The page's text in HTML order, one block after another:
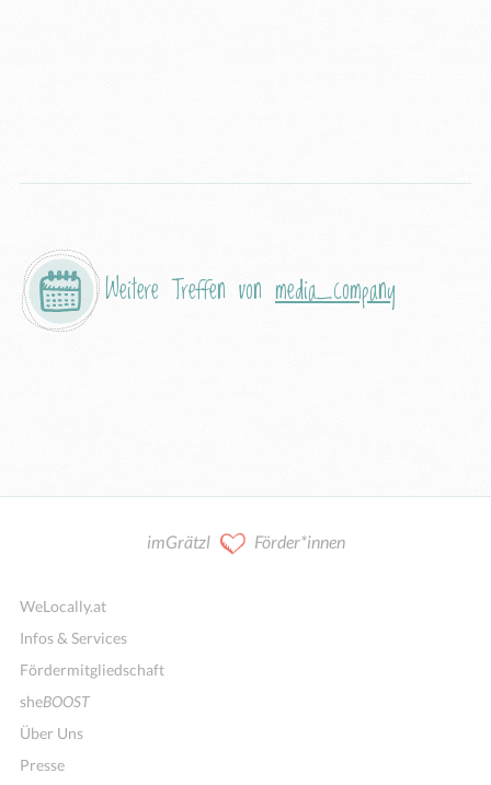
Weitere Treffen von media_company
imGrätzl Förder*innen
WeLocally.at
Infos & Services
Fördermitgliedschaft
sheBOOST
Über Uns
Presse